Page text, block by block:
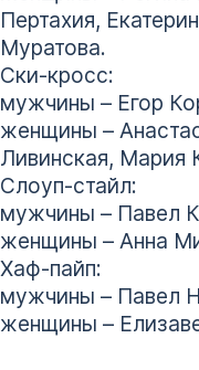
Пертахия,
Муратова.
Ски-кросс:
мужчины – Егор
женщины –
Ливинская, Мария
Слоуп-стайл:
мужчины – Павел
женщины – Анна
Хаф-пайп:
мужчины – Павел
женщины –